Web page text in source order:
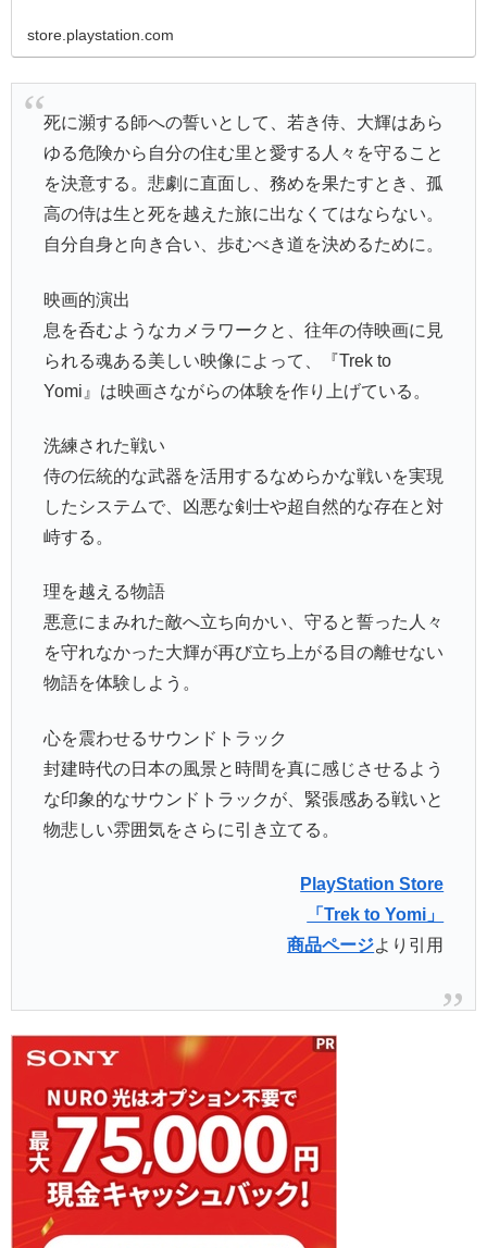
store.playstation.com
死に瀕する師への誓いとして、若き侍、大輝はあら
ゆる危険から自分の住む里と愛する人々を守ること
を決意する。悲劇に直面し、務めを果たすとき、孤
高の侍は生と死を越えた旅に出なくてはならない。
自分自身と向き合い、歩むべき道を決めるために。
映画的演出
息を呑むようなカメラワークと、往年の侍映画に見
られる魂ある美しい映像によって、『Trek to
Yomi』は映画さながらの体験を作り上げている。
洗練された戦い
侍の伝統的な武器を活用するなめらかな戦いを実現
したシステムで、凶悪な剣士や超自然的な存在と対
峙する。
理を越える物語
悪意にまみれた敵へ立ち向かい、守ると誓った人々
を守れなかった大輝が再び立ち上がる目の離せない
物語を体験しよう。
心を震わせるサウンドトラック
封建時代の日本の風景と時間を真に感じさせるよう
な印象的なサウンドトラックが、緊張感ある戦いと
物悲しい雰囲気をさらに引き立てる。
PlayStation Store
「Trek to Yomi」
商品ページより引用